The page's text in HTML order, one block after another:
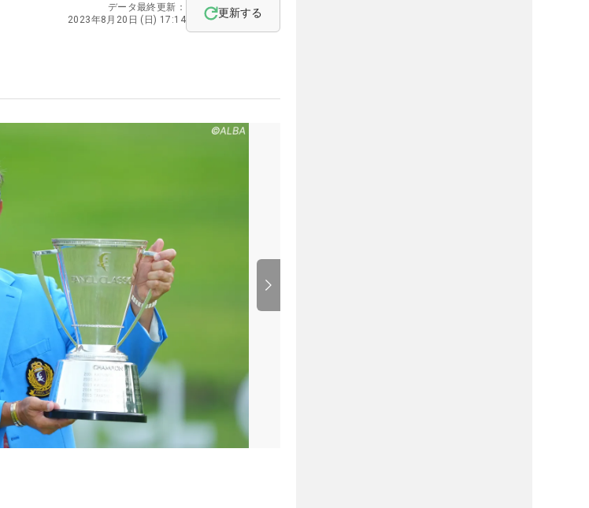
データ最終更新：
2023年8月20日 (日) 17:14
更新する